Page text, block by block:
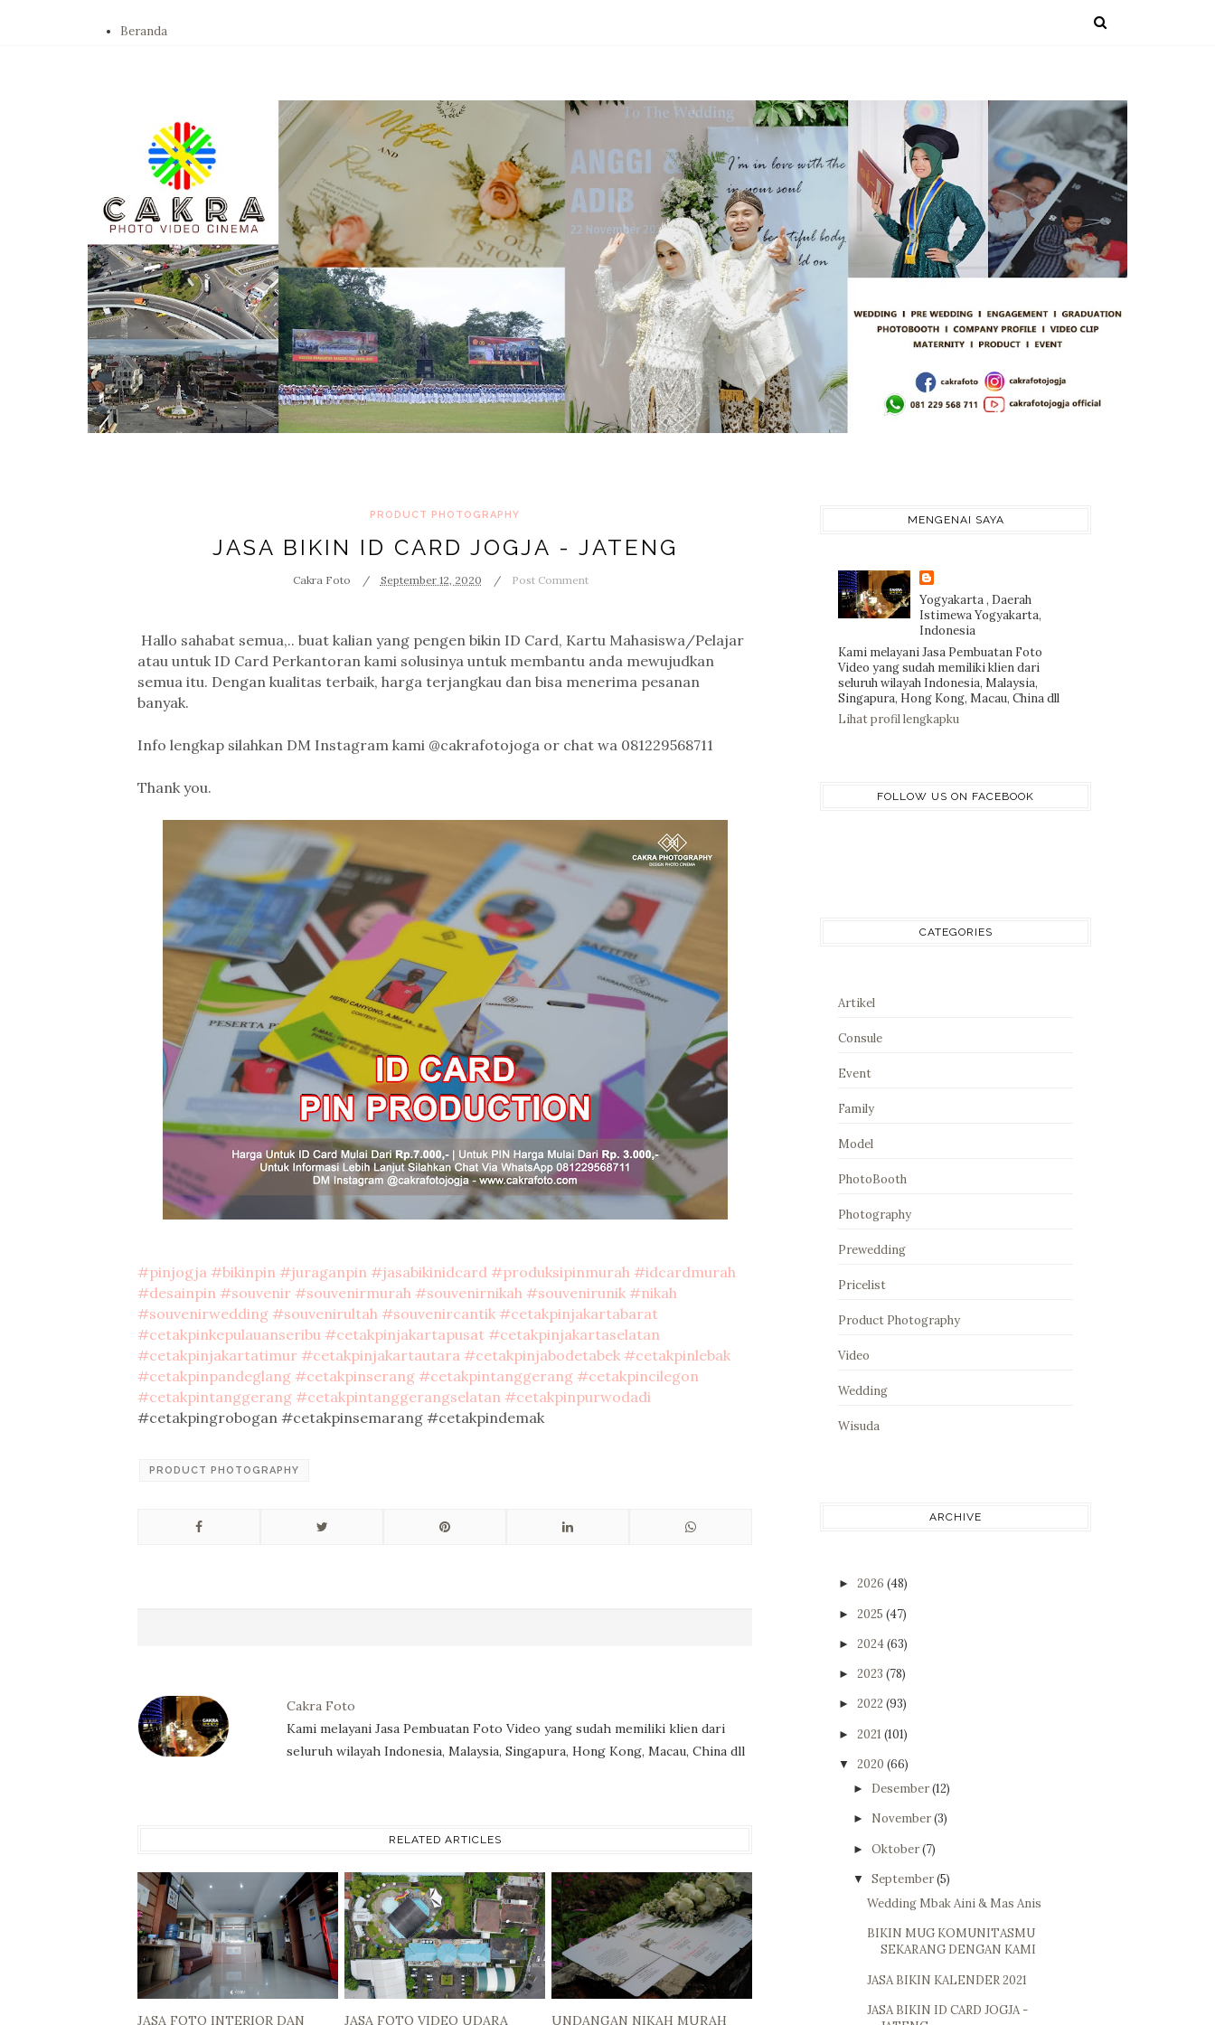
Beranda
PRODUCT PHOTOGRAPHY
JASA BIKIN ID CARD JOGJA - JATENG
Cakra Foto September 12, 2020 Post Comment
Hallo sahabat semua,.. buat kalian yang pengen bikin ID Card, Kartu Mahasiswa/Pelajar
atau untuk ID Card Perkantoran kami solusinya untuk membantu anda mewujudkan
semua itu. Dengan kualitas terbaik, harga terjangkau dan bisa menerima pesanan
banyak.
Info lengkap silahkan DM Instagram kami @cakrafotojoga or chat wa 081229568711
Thank you.
#pinjogja #bikinpin #juraganpin #jasabikinidcard #produksipinmurah #idcardmurah
#desainpin #souvenir #souvenirmurah #souvenirnikah #souvenirunik #nikah
#souvenirwedding #souvenirultah #souvenircantik #cetakpinjakartabarat
#cetakpinkepulauanseribu #cetakpinjakartapusat #cetakpinjakartaselatan
#cetakpinjakartatimur #cetakpinjakartautara #cetakpinjabodetabek #cetakpinlebak
#cetakpinpandeglang #cetakpinserang #cetakpintanggerang #cetakpincilegon
#cetakpintanggerang #cetakpintanggerangselatan #cetakpinpurwodadi
#cetakpingrobogan #cetakpinsemarang #cetakpindemak
PRODUCT PHOTOGRAPHY
Cakra Foto
Kami melayani Jasa Pembuatan Foto Video yang sudah memiliki klien dari
seluruh wilayah Indonesia, Malaysia, Singapura, Hong Kong, Macau, China dll
RELATED ARTICLES
JASA FOTO INTERIOR DAN JASA FOTO VIDEO UDARA UNDANGAN NIKAH MURAH
MENGENAI SAYA
Yogyakarta , Daerah
Istimewa Yogyakarta,
Indonesia
Kami melayani Jasa Pembuatan Foto
Video yang sudah memiliki klien dari
seluruh wilayah Indonesia, Malaysia,
Singapura, Hong Kong, Macau, China dll
Lihat profil lengkapku
FOLLOW US ON FACEBOOK
CATEGORIES
Artikel
Consule
Event
Family
Model
PhotoBooth
Photography
Prewedding
Pricelist
Product Photography
Video
Wedding
Wisuda
ARCHIVE
► 2026 (48)
► 2025 (47)
► 2024(63)
► 2023 (78)
► 2022 (93)
► 2021 (101)
▼ 2020 (66)
► Desember(12)
► November(3)
► Oktober(7)
▼ September(5)
Wedding Mbak Aini & Mas Anis
BIKIN MUG KOMUNITASMU
SEKARANG DENGAN KAMI
JASA BIKIN KALENDER 2021
JASA BIKIN ID CARD JOGJA -